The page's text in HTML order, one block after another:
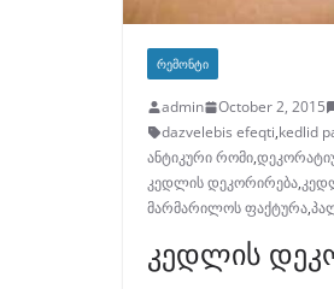
ᲠᲔᲛᲝᲜᲢᲘ
admin October 2, 2015
dazvelebis efeqti,kedlid
ანტიკური რომი,
კედლის დეკორირება,
მარმარილოს ფაქტურა,
კედლის